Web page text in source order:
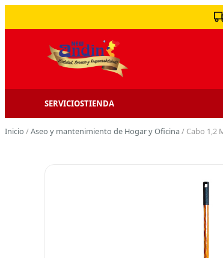
SERVICIOSTIENDA
Inicio /Aseo y mantenimiento de Hogar y Oficina / Cabo 1,2